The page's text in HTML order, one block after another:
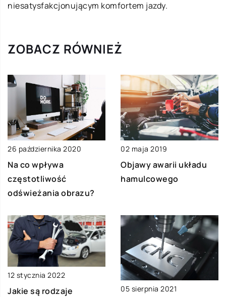
niesatysfakcjonującym komfortem jazdy.
ZOBACZ RÓWNIEŻ
26 października 2020
Na co wpływa
częstotliwość
odświeżania obrazu?
02 maja 2019
Objawy awarii układu
hamulcowego
12 stycznia 2022
Jakie są rodzaje
05 sierpnia 2021